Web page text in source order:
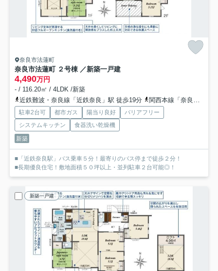
奈良市法蓮町
奈良市法蓮町 ２号棟 ／新築一戸建
4,490万円
- / 116.20㎡ / 4LDK /新築
近鉄難波・奈良線「近鉄奈良」駅 徒歩19分
関西本線「奈良」駅 バス12分 「法蓮町」 停歩2分
駐車2台可 都市ガス 陽当り良好
バリアフリー
システムキッチン
食器洗い乾燥機
新築
■「近鉄奈良駅」バス乗車５分！最寄りのバス停まで徒歩２分！
■長期優良住宅！敷地面積５０坪以上・並列駐車２台可能◎！
新築一戸建